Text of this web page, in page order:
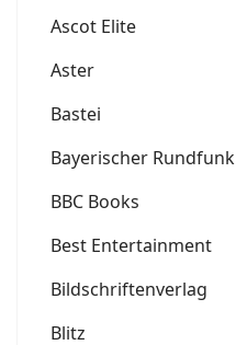
Ascot Elite
Aster
Bastei
Bayerischer Rundfunk
BBC Books
Best Entertainment
Bildschriftenverlag
Blitz